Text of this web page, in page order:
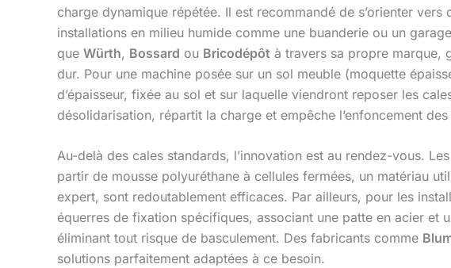
charge dynamique répétée. Il est recommandé de s’orienter
installations en milieu humide comme une buanderie ou un
que Würth, Bossard ou Bricodépôt à travers sa propre marque,
dur. Pour une machine posée sur un sol meuble (moquette
d’épaisseur, fixée au sol et sur laquelle viendront reposer les
désolidarisation, répartit la charge et empêche l’enfoncement des
Au-delà des cales standards, l’innovation est au rendez-vous.
partir de mousse polyuréthane à cellules fermées, un matériau
expert, sont redoutablement efficaces. Par ailleurs, pour les
équerres de fixation spécifiques, associant une patte en acier et
éliminant tout risque de basculement. Des fabricants comme
solutions parfaitement adaptées à ce besoin.